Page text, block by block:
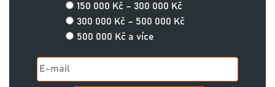
150 000 Kč – 300 000 Kč
300 000 Kč – 500 000 Kč
500 000 Kč a více